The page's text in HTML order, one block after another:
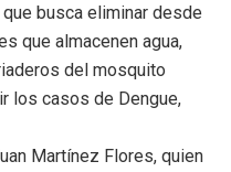
busca eliminar desde
que almacenen agua,
del mosquito
los casos de Dengue,
Martínez Flores, quien